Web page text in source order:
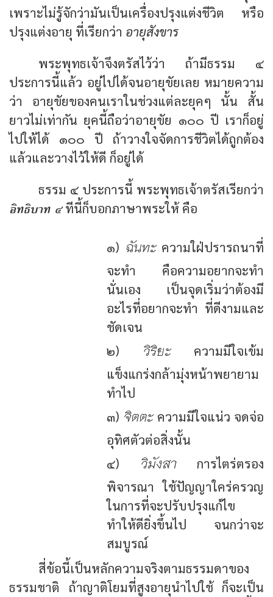
เพราะไม่รู้จักว่ามันเป็นเครื่องปรุงแต่งชีวิต หรือ
ปรุงแต่งอายุ ที่เรียกว่า อายุสังขาร
พระพุทธเจ้าจึงตรัสไว้ว่า ถ้ามีธรรม ๔
ประการนี้แล้ว อยู่ไปได้จนอายุขัยเลย หมายความ
ว่า อายุขัยของคนเราในช่วงแต่ละยุคๆ นั้น สั้น
ยาวไม่เท่ากัน ยุคนี้ถือว่าอายุขัย ๑๐๐ ปี เราก็อยู่
ไปให้ได้ ๑๐๐ ปี ถ้าวางใจจัดการชีวิตได้ถูกต้อง
แล้วและวางไว้ให้ดี ก็อยู่ได้
ธรรม ๔ ประการนี้ พระพุทธเจ้าตรัสเรียกว่า
อิทธิบาท ๔ทีนี้ก็บอกภาษาพระให้ คือ
๑) ฉันทะความใฝ่ปรารถนาที่
จะทำ คือความอยากจะทำ
นั่นเอง เป็นจุดเริ่มว่าต้องมี
อะไรที่อยากจะทำ ที่ดีงามและ
ชัดเจน
๒) วิริยะความมีใจเข้ม
แข็งแกร่งกล้ามุ่งหน้าพยายาม
ทำไป
๓) จิตตะความมีใจแน่ว จดจ่อ
อุทิศตัวต่อสิ่งนั้น
๔) วิมังสาการไตร่ตรอง
พิจารณา ใช้ปัญญาใคร่ครวญ
ในการที่จะปรับปรุงแก้ไข
ทำให้ดียิ่งขึ้นไป จนกว่าจะ
สมบูรณ์
สี่ข้อนี้เป็นหลักความจริงตามธรรมดาของ
ธรรมชาติ ถ้าญาติโยมที่สูงอายุนำไปใช้ ก็จะเป็น